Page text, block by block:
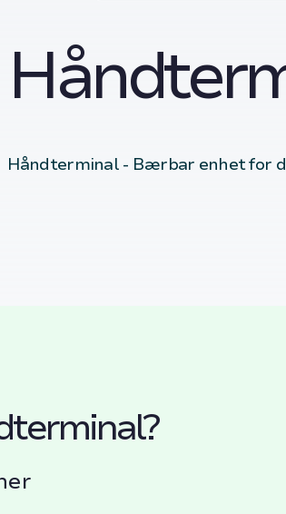
Håndterminal - Bærbar enhet for